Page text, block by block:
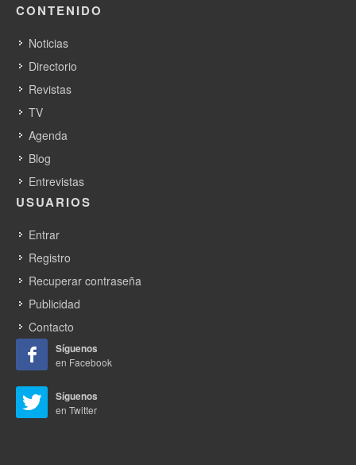
CONTENIDO
Noticias
Directorio
Revistas
TV
Agenda
Blog
Entrevistas
USUARIOS
Entrar
Registro
Recuperar contraseña
Publicidad
Contacto
Síguenos
en Facebook
Síguenos
en Twitter